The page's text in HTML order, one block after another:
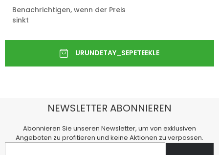
Benachrichtigen, wenn der Preis
sinkt
NEWSLETTER ABONNIEREN
Abonnieren Sie unseren Newsletter, um von exklusiven
Angeboten zu profitieren und keine Aktionen zu verpassen.